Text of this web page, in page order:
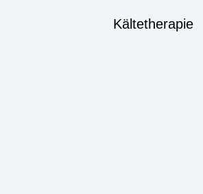
Kältetherapie